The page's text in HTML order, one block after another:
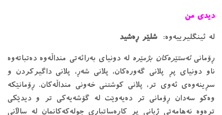
دیدی من
لە ئینگلیرییەوە:شلێر ڕەشید
ڕۆمانیئەستێرەکان بژمێرە لە دونیای بەرائەتی منداڵەوە دەتباتەوە
ناو دونیای پڕ پلانی گەورەکان، پلانی شەڕ، پلانی داگیرکردن و
سڕینەوەی ئەوی تر، پلانی کوشتنی خەونی منداڵەکان. ڕۆمانێکە
وەکو سەدان ڕۆمانی تر دەیەوێت لە گۆشەیەکی تر و دیدێکی
ترەوە نەهامەتی ژیانی پڕ کارەساتباری جولەکەکانمان لە ساڵانی